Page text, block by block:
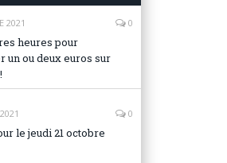
2021 0
heures pour
un ou deux euros sur
0
le jeudi 21 octobre